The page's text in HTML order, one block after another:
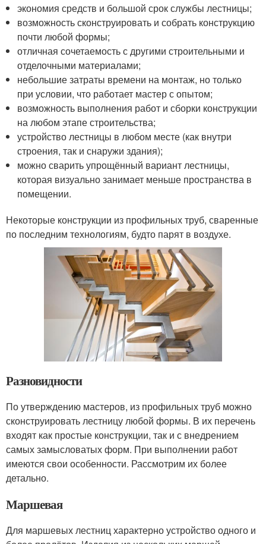
экономия средств и большой срок службы лестницы;
возможность сконструировать и собрать конструкцию
почти любой формы;
отличная сочетаемость с другими строительными и
отделочными материалами;
небольшие затраты времени на монтаж, но только
при условии, что работает мастер с опытом;
возможность выполнения работ и сборки конструкции
на любом этапе строительства;
устройство лестницы в любом месте (как внутри
строения, так и снаружи здания);
можно сварить упрощённый вариант лестницы,
которая визуально занимает меньше пространства в
помещении.
Некоторые конструкции из профильных труб, сваренные
по последним технологиям, будто парят в воздухе.
Разновидности
По утверждению мастеров, из профильных труб можно
сконструировать лестницу любой формы. В их перечень
входят как простые конструкции, так и с внедрением
самых замысловатых форм. При выполнении работ
имеются свои особенности. Рассмотрим их более
детально.
Маршевая
Для маршевых лестниц характерно устройство одного и